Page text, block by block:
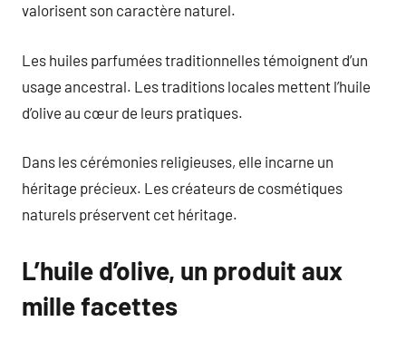
valorisent son caractère naturel.
Les huiles parfumées traditionnelles témoignent d’un
usage ancestral. Les traditions locales mettent l’huile
d’olive au cœur de leurs pratiques.
Dans les cérémonies religieuses, elle incarne un
héritage précieux. Les créateurs de cosmétiques
naturels préservent cet héritage.
L’huile d’olive, un produit aux
mille facettes